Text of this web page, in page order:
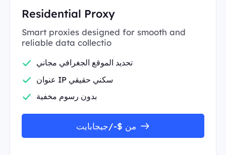
Residential Proxy
Smart proxies designed for smooth and
reliable data collectio
تحديد الموقع الجغرافي مجاني
عنوان IP سكني حقيقي
بدون رسوم مخفية
من $-/جيجابايت